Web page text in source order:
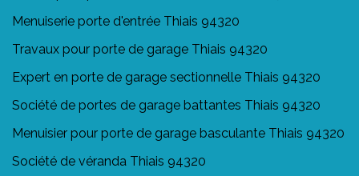
Menuiserie porte d'entrée Thiais 94320
Travaux pour porte de garage Thiais 94320
Expert en porte de garage sectionnelle Thiais 94320
Société de portes de garage battantes Thiais 94320
Menuisier pour porte de garage basculante Thiais 94320
Société de véranda Thiais 94320